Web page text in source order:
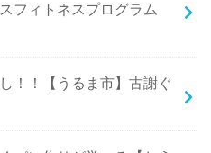
フィトネスプログラム
！！【うるま市】古謝ぐ